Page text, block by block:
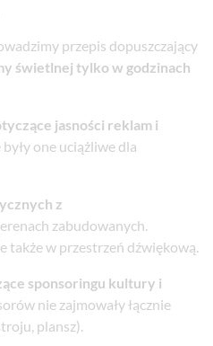
przepis dopuszczający
świetlnej tylko w godzinach
jasności reklam i
były one uciążliwe dla
z
zabudowanych.
także w przestrzeń dźwiękową.
sponsoringu kultury i
nie zajmowały łącznie
plansz).